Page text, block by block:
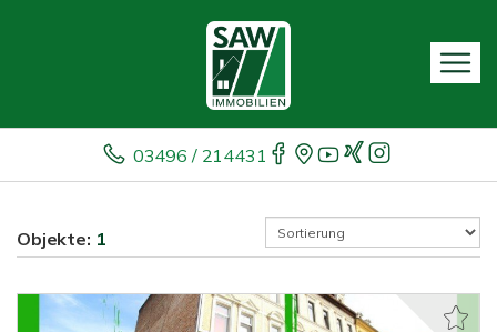
03496 / 214431
Objekte: 1